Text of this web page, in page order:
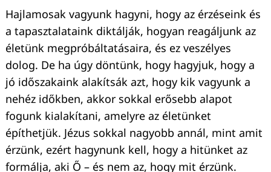
Hajlamosak vagyunk hagyni, hogy az érzéseink és
a tapasztalataink diktálják, hogyan reagáljunk az
életünk megpróbáltatásaira, és ez veszélyes
dolog. De ha úgy döntünk, hogy hagyjuk, hogy a
jó időszakaink alakítsák azt, hogy kik vagyunk a
nehéz időkben, akkor sokkal erősebb alapot
fogunk kialakítani, amelyre az életünket
építhetjük. Jézus sokkal nagyobb annál, mint amit
érzünk, ezért hagynunk kell, hogy a hitünket az
formálja, aki Ő – és nem az, hogy mit érzünk.